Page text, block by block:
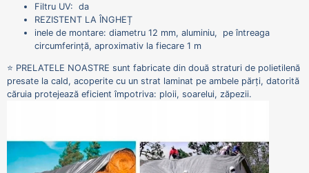
Filtru UV: da
REZISTENT LA ÎNGHEȚ
inele de montare: diametru 12 mm, aluminiu, pe întreaga
circumferință, aproximativ la fiecare 1 m
⭐ PRELATELE NOASTRE sunt fabricate din două straturi de polietilenă
presate la cald, acoperite cu un strat laminat pe ambele părți, datorită
căruia protejează eficient împotriva: ploii, soarelui, zăpezii.